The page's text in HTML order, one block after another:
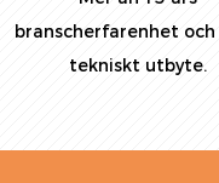
branscherfarenhet och
tekniskt utbyte.